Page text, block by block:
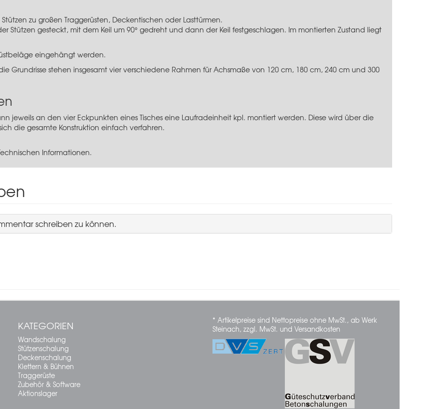
zu großen Traggerüsten, Deckentischen oder Lasttürmen.
Stützen gesteckt, mit dem Keil um 90° gedreht und dann der Keil festgeschlagen. Im montierten Zustand liegt
eingehängt werden.
Grundrisse stehen insgesamt vier verschiedene Rahmen für Achsmaße von 120 cm, 180 cm, 240 cm und 300
jeweils an den vier Eckpunkten eines Tisches eine Laufradeinheit kpl. montiert werden. Diese wird über die
die gesamte Konstruktion einfach verfahren.
Informationen.
schreiben zu können.
KATEGORIEN
Wandschalung
Stützenschalung
Deckenschalung
Klettern & Bühnen
Traggerüste
Zubehör & Software
Aktionslager
* Artikelpreise sind Nettopreise ohne MwSt., ab Werk
Steinach, zzgl. MwSt. und Versandkosten